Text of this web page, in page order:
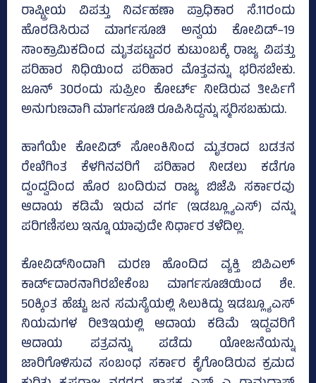
ರಾಷ್ಟ್ರೀಯ ವಿಪತ್ತು ನಿರ್ವಹಣಾ ಪ್ರಾಧಿಕಾರ ಸೆ.11ರಂದು
ಹೊರಡಿಸಿರುವ ಮಾರ್ಗಸೂಚಿ ಅನ್ವಯ ಕೋವಿಡ್‌–19
ಸಾಂಕ್ರಾಮಿಕದಿಂದ ಮೃತಪಟ್ಟವರ ಕುಟುಂಬಕ್ಕೆ ರಾಜ್ಯ ವಿಪತ್ತು
ಪರಿಹಾರ ನಿಧಿಯಿಂದ ಪರಿಹಾರ ಮೊತ್ತವನ್ನು ಭರಿಸಬೇಕು.
ಜೂನ್‌ 30ರಂದು ಸುಪ್ರೀಂ ಕೋರ್ಟ್ ನೀಡಿರುವ ತೀರ್ಪಿಗೆ
ಅನುಗುಣವಾಗಿ ಮಾರ್ಗಸೂಚಿ ರೂಪಿಸಿದ್ದನ್ನು ಸ್ಮರಿಸಬಹುದು.
ಹಾಗೆಯೇ ಕೋವಿಡ್‌ ಸೋಂಕಿನಿಂದ ಮೃತರಾದ ಬಡತನ
ರೇಖೆಗಿಂತ ಕೆಳಗಿನವರಿಗೆ ಪರಿಹಾರ ನೀಡಲು ಕಡೆಗೂ
ದ್ವಂದ್ವದಿಂದ ಹೊರ ಬಂದಿರುವ ರಾಜ್ಯ ಬಿಜೆಪಿ ಸರ್ಕಾರವು
ಆದಾಯ ಕಡಿಮೆ ಇರುವ ವರ್ಗ (ಇಡಬ್ಲ್ಯೂಎಸ್‌) ವನ್ನು
ಪರಿಗಣಿಸಲು ಇನ್ನೂ ಯಾವುದೇ ನಿರ್ಧಾರ ತಳೆದಿಲ್ಲ.
ಕೋವಿಡ್‌ನಿಂದಾಗಿ ಮರಣ ಹೊಂದಿದ ವ್ಯಕ್ತಿ ಬಿಪಿಎಲ್‌
ಕಾರ್ಡ್‌ದಾರನಾಗಿರಬೇಕೆಂಬ ಮಾರ್ಗಸೂಚಿಯಿಂದ ಶೇ.
50ಕ್ಕಿಂತ ಹೆಚ್ಚು ಜನ ಸಮಸ್ಯೆಯಲ್ಲಿ ಸಿಲುಕಿದ್ದು ಇಡಬ್ಲ್ಯೂಎಸ್‌
ನಿಯಮಗಳ ರೀತಿಇಯಲ್ಲಿ ಆದಾಯ ಕಡಿಮೆ ಇದ್ದವರಿಗೆ
ಆದಾಯ ಪತ್ರವನ್ನು ಪಡೆದು ಯೋಜನೆಯನ್ನು
ಜಾರಿಗೊಳಿಸುವ ಸಂಬಂಧ ಸರ್ಕಾರ ಕೈಗೊಂಡಿರುವ ಕ್ರಮದ